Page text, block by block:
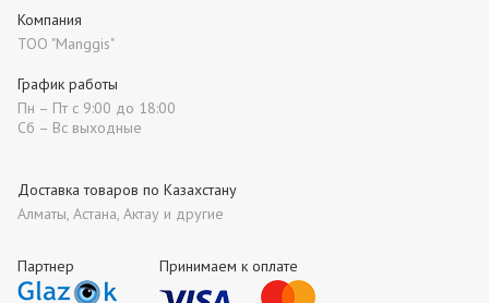
Партнер Принимаем к оплате
Компания
ТОО "Manggis"
Доставка товаров по Казахстану
Алматы, Астана, Актау и другие
График работы
Пн – Пт с 9:00 до 18:00
Сб – Вс выходные